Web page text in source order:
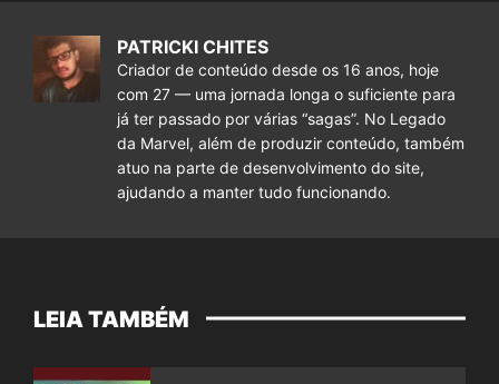
PATRICKI CHITES
Criador de conteúdo desde os 16 anos, hoje
com 27 — uma jornada longa o suficiente para
já ter passado por várias “sagas”. No Legado
da Marvel, além de produzir conteúdo, também
atuo na parte de desenvolvimento do site,
ajudando a manter tudo funcionando.
LEIA TAMBÉM